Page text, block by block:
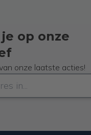
op onze
onze laatste acties!